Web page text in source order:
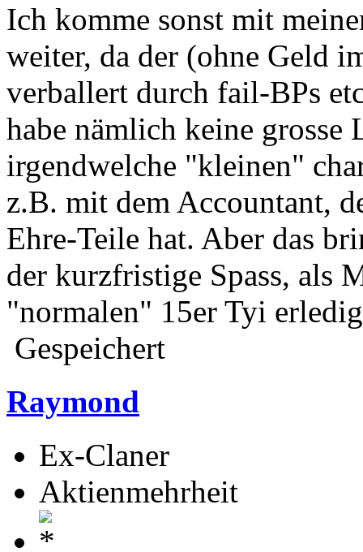
Ich komme sonst mit
weiter, da der (ohne Geld
verballert durch fail-BPs
habe nämlich keine
irgendwelche "kleinen"
z.B. mit dem Accountant,
Ehre-Teile hat. Aber das
der kurzfristige Spass, als
"normalen" 15er Tyi
Gespeichert
Raymond
Ex-Claner
Aktienmehrheit